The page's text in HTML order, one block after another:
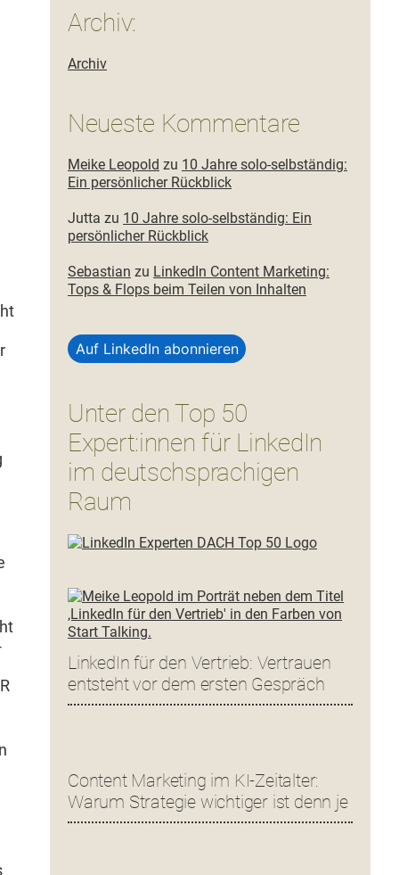
Archiv:
Archiv
Neueste Kommentare
Meike Leopold zu 10 Jahre solo-selbständig:
Ein persönlicher Rückblick
Jutta zu 10 Jahre solo-selbständig: Ein
persönlicher Rückblick
Sebastian zu LinkedIn Content Marketing:
Tops & Flops beim Teilen von Inhalten
Auf LinkedIn abonnieren
Unter den Top 50
Expert:innen für LinkedIn
im deutschsprachigen
Raum
LinkedIn für den Vertrieb: Vertrauen
entsteht vor dem ersten Gespräch
Content Marketing im KI-Zeitalter:
Warum Strategie wichtiger ist denn je